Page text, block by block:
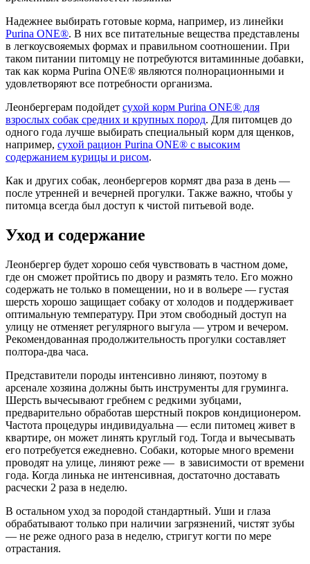
Надежнее выбирать готовые корма, например, из линейки
Purina ONE®. В них все питательные вещества представлены
в легкоусвояемых формах и правильном соотношении. При
таком питании питомцу не потребуются витаминные добавки,
так как корма Purina ONE® являются полнорационными и
удовлетворяют все потребности организма.
Леонбергерам подойдет сухой корм Purina ONE® для
взрослых собак средних и крупных пород. Для питомцев до
одного года лучше выбирать специальный корм для щенков,
например, сухой рацион Purina ONE® с высоким
содержанием курицы и рисом.
Как и других собак, леонбергеров кормят два раза в день —
после утренней и вечерней прогулки. Также важно, чтобы у
питомца всегда был доступ к чистой питьевой воде.
Уход и содержание
Леонбергер будет хорошо себя чувствовать в частном доме,
где он сможет пройтись по двору и размять тело. Его можно
содержать не только в помещении, но и в вольере — густая
шерсть хорошо защищает собаку от холодов и поддерживает
оптимальную температуру. При этом свободный доступ на
улицу не отменяет регулярного выгула — утром и вечером.
Рекомендованная продолжительность прогулки составляет
полтора-два часа.
Представители породы интенсивно линяют, поэтому в
арсенале хозяина должны быть инструменты для груминга.
Шерсть вычесывают гребнем с редкими зубцами,
предварительно обработав шерстный покров кондиционером.
Частота процедуры индивидуальна — если питомец живет в
квартире, он может линять круглый год. Тогда и вычесывать
его потребуется ежедневно. Собаки, которые много времени
проводят на улице, линяют реже — в зависимости от времени
года. Когда линька не интенсивная, достаточно доставать
расчески 2 раза в неделю.
В остальном уход за породой стандартный. Уши и глаза
обрабатывают только при наличии загрязнений, чистят зубы
— не реже одного раза в неделю, стригут когти по мере
отрастания.